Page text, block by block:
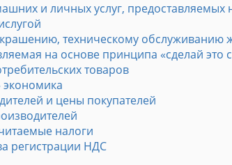
и личных услуг, предоставляемых
техническому
на основе принципа «сделай это
товаров
и цены покупателей
налоги
регистрации НДС